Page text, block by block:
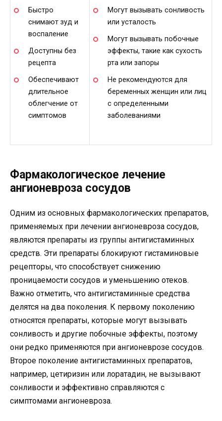
Быстро
снимают зуд и
воспаление
Доступны без
рецепта
Обеспечивают
длительное
облегчение от
симптомов
Могут вызывать сонливость
или усталость
Могут вызывать побочные
эффекты, такие как сухость
рта или запоры
Не рекомендуются для
беременных женщин или лиц
с определенными
заболеваниями
Фармакологическое лечение
ангионевроза сосудов
Одним из основных фармакологических препаратов,
применяемых при лечении ангионевроза сосудов,
являются препараты из группы антигистаминных
средств. Эти препараты блокируют гистаминовые
рецепторы, что способствует снижению
проницаемости сосудов и уменьшению отеков.
Важно отметить, что антигистаминные средства
делятся на два поколения. К первому поколению
относятся препараты, которые могут вызывать
сонливость и другие побочные эффекты, поэтому
они редко применяются при ангионеврозе сосудов.
Второе поколение антигистаминных препаратов,
например, цетиризин или лоратадин, не вызывают
сонливости и эффективно справляются с
симптомами ангионевроза.